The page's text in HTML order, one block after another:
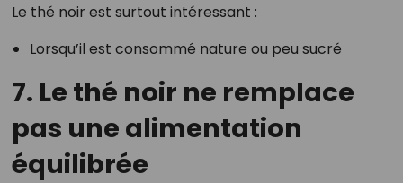
Le thé noir est surtout intéressant :
Lorsqu’il est consommé nature ou peu sucré
7. Le thé noir ne remplace
pas une alimentation
équilibrée